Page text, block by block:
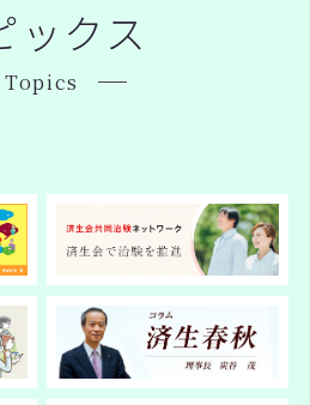
ックス
Topics